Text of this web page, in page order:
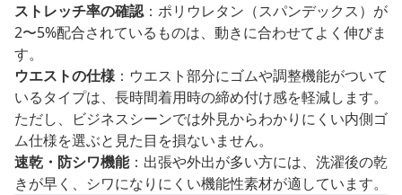
ストレッチ率の確認：ポリウレタン（スパンデックス）が
2〜5%配合されているものは、動きに合わせてよく伸びま
す。
ウエストの仕様：ウエスト部分にゴムや調整機能がついて
いるタイプは、長時間着用時の締め付け感を軽減します。
ただし、ビジネスシーンでは外見からわかりにくい内側ゴ
ム仕様を選ぶと見た目を損ないません。
速乾・防シワ機能：出張や外出が多い方には、洗濯後の乾
きが早く、シワになりにくい機能性素材が適しています。